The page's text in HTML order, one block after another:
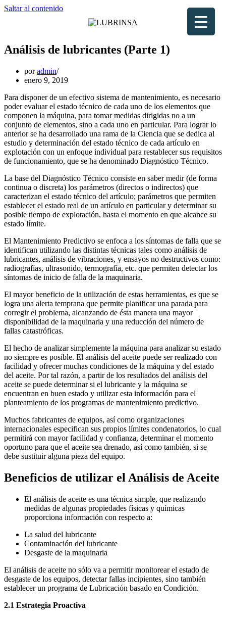
Saltar al contenido
Análisis de lubricantes (Parte 1)
poradmin
enero 9, 2019
Para disponer de un efectivo sistema de mantenimiento, es necesario
poder evaluar el estado técnico de cada uno de los elementos que
componen la máquina, para tomar medidas dirigidas no a un
conjunto de elementos, sino a cada uno en particular. Para lograr lo
anterior se ha desarrollado una rama de la Ciencia que se dedica al
estudio y determinación del estado técnico de cada artículo en
explotación con un enfoque individual para restablecer sus requisitos
de funcionamiento, que se ha denominado Diagnóstico Técnico.
La base del Diagnóstico Técnico consiste en saber medir (de forma
continua o discreta) los parámetros (directos o indirectos) que
caracterizan el estado técnico del artículo; parámetros que permiten
establecer el estado real de un artículo en particular y determinar su
posible tiempo de explotación, hasta el momento en que alcance su
estado límite.
El Mantenimiento Predictivo se enfoca a los síntomas de falla que se
identifican utilizando las distintas técnicas tales como análisis de
lubricantes, análisis de vibraciones, y ensayos no destructivos como:
radiografías, ultrasonido, termografía, etc. que permiten detectar los
síntomas de inicio de falla de la maquinaria.
El mayor beneficio de la utilización de estas herramientas, es que se
logra una alerta temprana que permite planificar una parada para
corregir el problema, alcanzando de ésta manera una mayor
disponibilidad de la maquinaria y una reducción del número de
fallas catastróficas.
El hecho de analizar simplemente la máquina para analizar su estado
no siempre es posible. El análisis del aceite puede ser realizado con
facilidad y ofrecer muchas condiciones de la máquina y del estado
del aceite. Por tal razón, a partir de los resultados del análisis del
aceite se puede determinar si el lubricante y la máquina se
encuentran en buen estado y utilizar esta información para el
planteamiento de los programas de mantenimiento predictivo.
Muchos fabricantes de equipos, así como organizaciones
internacionales especifican sus propios límites condenatorios, lo cual
permitirá con mayor facilidad y confianza, determinar el momento
oportuno para que el aceite sea drenado, así como también, si se
debe sustituir alguna pieza del equipo.
Beneficios de utilizar el Análisis de Aceite
El análisis de aceite es una técnica simple, que realizando
medidas de algunas propiedades físicas y químicas
proporciona información con respecto a:
La salud del lubricante
Contaminación del lubricante
Desgaste de la maquinaria
El análisis de aceite no sólo va a permitir monitorear el estado de
desgaste de los equipos, detectar fallas incipientes, sino también
establecer un programa de Lubricación basado en Condición.
2.1 Estrategia Proactiva